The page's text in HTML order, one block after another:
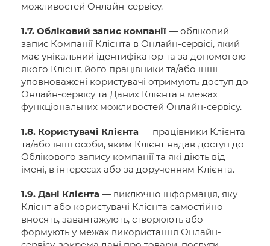
можливостей Онлайн-сервісу.
1.7. Обліковий запис компанії — обліковий
запис Компанії Клієнта в Онлайн-сервісі, який
має унікальний ідентифікатор та за допомогою
якого Клієнт, його працівники та/або інші
уповноважені користувачі отримують доступ до
Онлайн-сервісу та Даних Клієнта в межах
функціональних можливостей Онлайн-сервісу.
1.8. Користувачі Клієнта — працівники Клієнта
та/або інші особи, яким Клієнт надав доступ до
Облікового запису компанії та які діють від
імені, в інтересах або за дорученням Клієнта.
1.9. Дані Клієнта — виключно інформація, яку
Клієнт або користувачі Клієнта самостійно
вносять, завантажують, створюють або
формують у межах використання Онлайн-